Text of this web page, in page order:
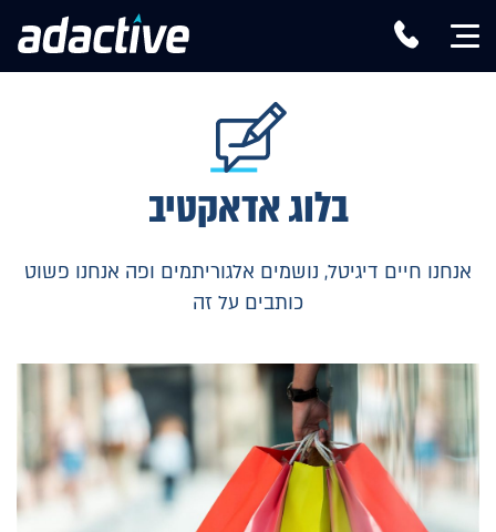
בלוג אדאקטיב
אנחנו חיים דיגיטל, נושמים אלגוריתמים ופה אנחנו פשוט
כותבים על זה